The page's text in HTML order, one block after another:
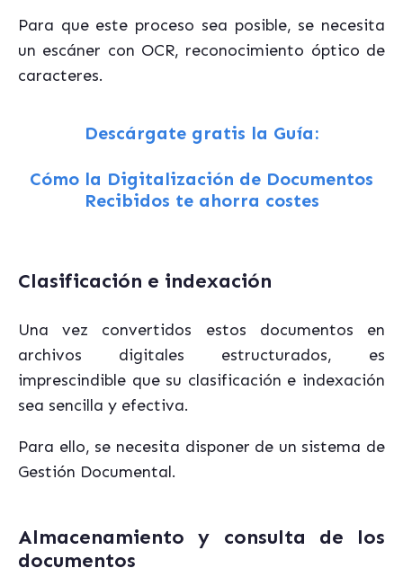
Para que este proceso sea posible, se necesita
un escáner con OCR, reconocimiento óptico de
caracteres.
Descárgate gratis la Guía:
Cómo la Digitalización de Documentos
Recibidos te ahorra costes
Clasificación e indexación
Una vez convertidos estos documentos en
archivos digitales estructurados, es
imprescindible que su clasificación e indexación
sea sencilla y efectiva.
Para ello, se necesita disponer de un sistema de
Gestión Documental.
Almacenamiento y consulta de los
documentos